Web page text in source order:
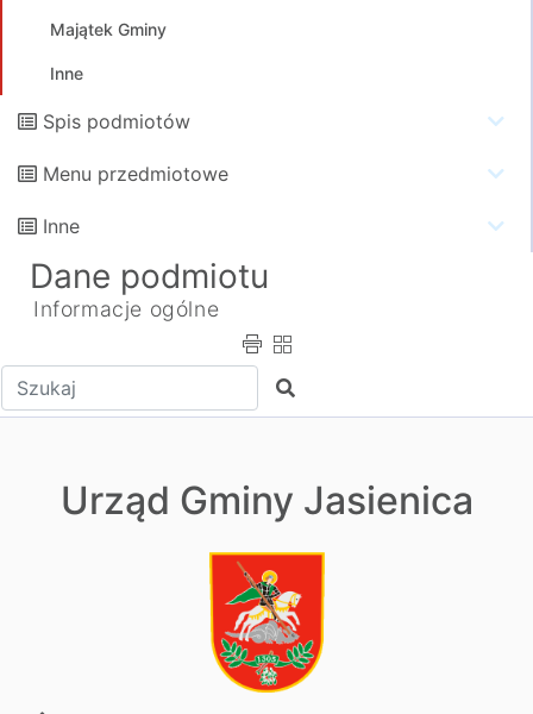
Majątek Gminy
Inne
Spis podmiotów
Menu przedmiotowe
Inne
Dane podmiotu
Informacje ogólne
Wpisz tekst do wyszukania Szukaj
Urząd Gminy Jasienica